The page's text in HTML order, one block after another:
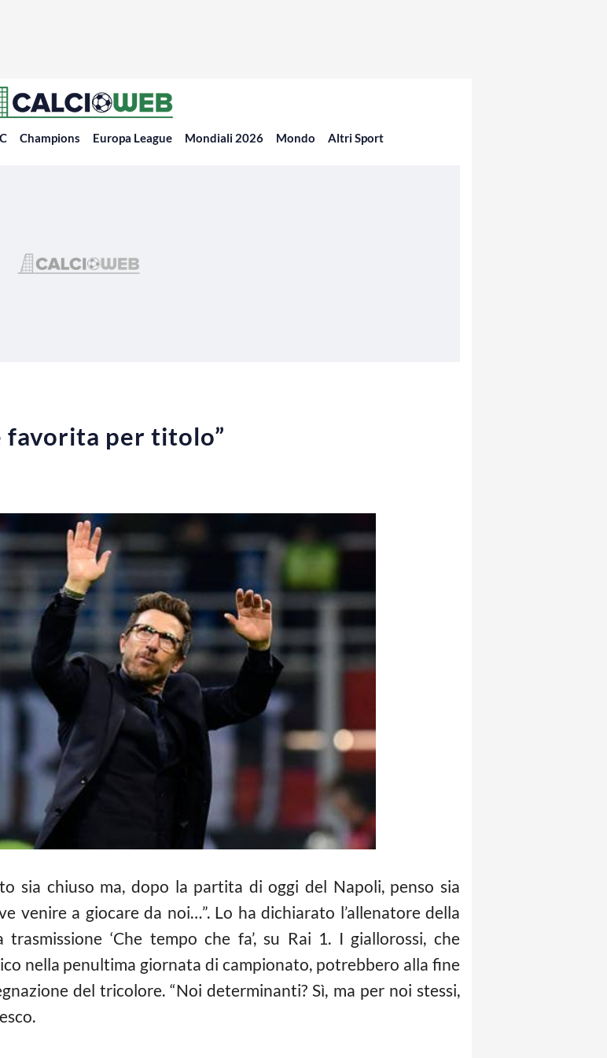
Champions Europa League Mondiali 2026 Mondo Altri Sport
favorita per titolo”
sia chiuso ma, dopo la partita di oggi del Napoli, penso sia
venire a giocare da noi…”. Lo ha dichiarato l’allenatore della
trasmissione ‘Che tempo che fa’, su Rai 1. I giallorossi, che
nella penultima giornata di campionato, potrebbero alla fine
del tricolore. “Noi determinanti? Sì, ma per noi stessi,